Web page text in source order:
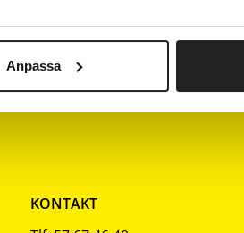
Anpassa
KONTAKT